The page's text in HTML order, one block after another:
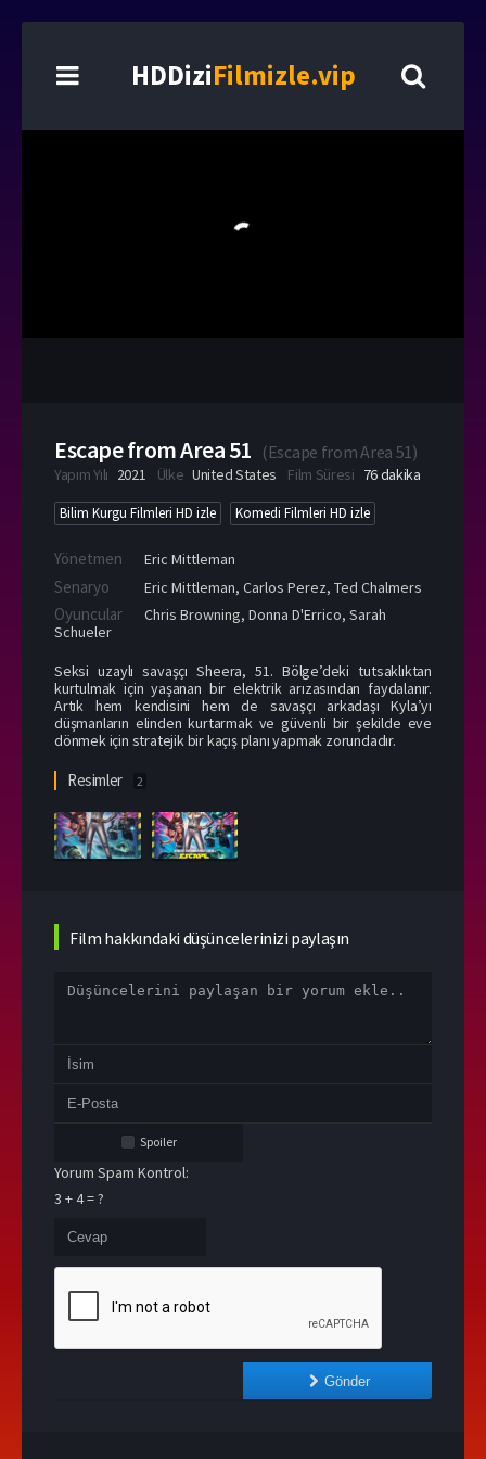
HDDiziFilmizle.vip
Escape from Area 51 (Escape from Area 51 )
Yapım Yılı 2021 Ülke United States Film Süresi 76 dakika
Bilim Kurgu Filmleri HD izle Komedi Filmleri HD izle
Yönetmen Eric Mittleman
Senaryo Eric Mittleman, Carlos Perez, Ted Chalmers
Oyuncular Chris Browning, Donna D'Errico, Sarah
Schueler
Seksi uzaylı savaşçı Sheera, 51. Bölge’deki tutsaklıktan
kurtulmak için yaşanan bir elektrik arızasından faydalanır.
Artık hem kendisini hem de savaşçı arkadaşı Kyla’yı
düşmanların elinden kurtarmak ve güvenli bir şekilde eve
dönmek için stratejik bir kaçış planı yapmak zorundadır.
Resimler 2
Film hakkındaki düşüncelerinizi paylaşın
Spoiler
Yorum Spam Kontrol:
3 + 4 = ?
Gönder